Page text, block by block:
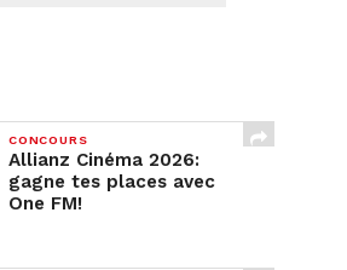
CONCOURS
Allianz Cinéma 2026:
gagne tes places avec
One FM!